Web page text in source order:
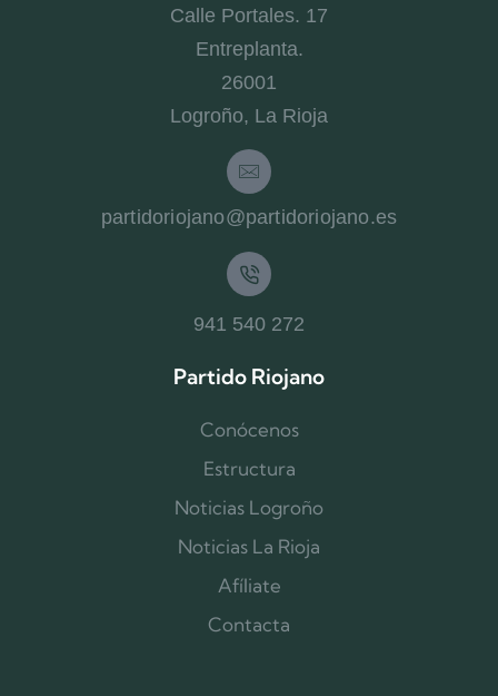
Calle Portales. 17
Entreplanta.
26001
Logroño, La Rioja
partidoriojano@partidoriojano.es
941 540 272
Partido Riojano
Conócenos
Estructura
Noticias Logroño
Noticias La Rioja
Afíliate
Contacta